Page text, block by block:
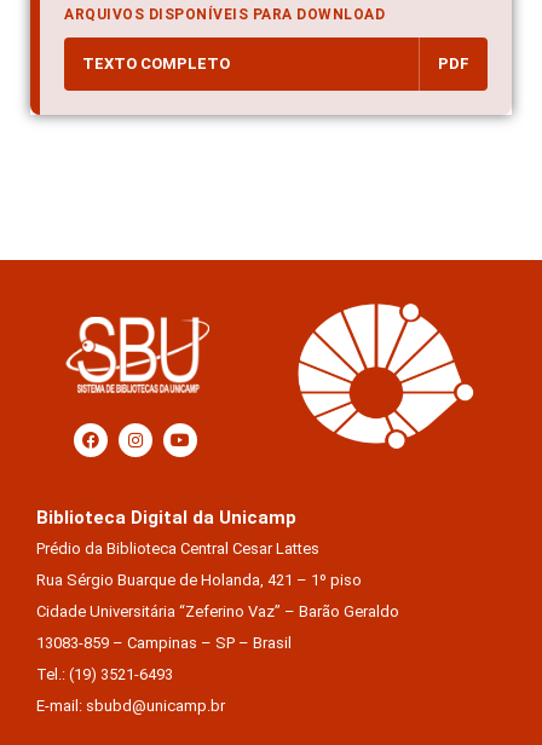
ARQUIVOS DISPONÍVEIS PARA DOWNLOAD
TEXTO COMPLETO PDF
Biblioteca Digital da Unicamp
Prédio da Biblioteca Central Cesar Lattes
Rua Sérgio Buarque de Holanda, 421 – 1º piso
Cidade Universitária “Zeferino Vaz” – Barão Geraldo
13083-859 – Campinas – SP – Brasil
Tel.: (19) 3521-6493
E-mail: sbubd@unicamp.br